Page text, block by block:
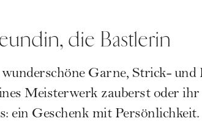
die Bastlerin
Garne, Strick- und
Meisterwerk zauberst oder ihr
ein Geschenk mit Persönlichkeit.